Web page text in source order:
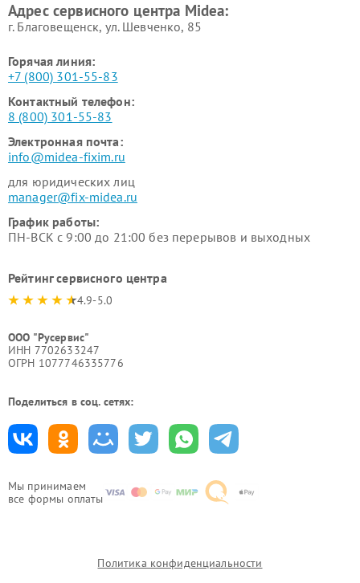
Мы принимаем
все формы оплаты
Midea
Адрес сервисного центра Midea:
г. Благовещенск, ул. Шевченко, 85
Горячая линия:
+7 (800) 301-55-83
Контактный телефон:
8 (800) 301-55-83
Электронная почта:
info@midea-fixim.ru
для юридических лиц
manager@fix-midea.ru
График работы:
ПН-ВСК с 9:00 до 21:00 без перерывов и выходных
Рейтинг сервисного центра
4.9-5.0
ООО "Русервис"
ИНН 7702633247
ОГРН 1077746335776
Поделиться в соц. сетях:
Политика конфиденциальности